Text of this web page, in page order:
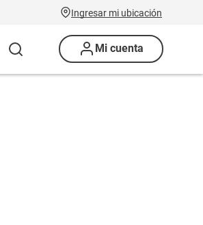
Ingresar mi ubicación
Mi cuenta